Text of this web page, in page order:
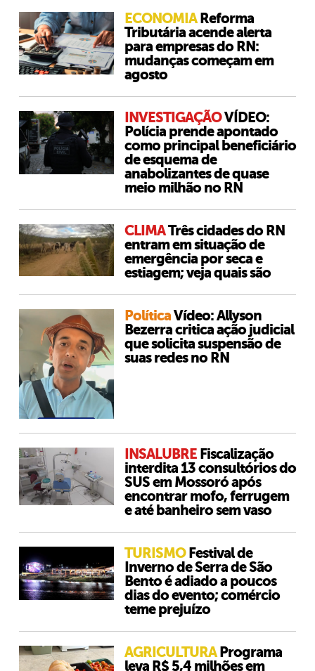
ECONOMIA Reforma
Tributária acende alerta
para empresas do RN:
mudanças começam em
agosto
INVESTIGAÇÃOVÍDEO:
Polícia prende apontado
como principal beneficiário
de esquema de
anabolizantes de quase
meio milhão no RN
CLIMATrês cidades do RN
entram em situação de
emergência por seca e
estiagem; veja quais são
PolíticaVídeo: Allyson
Bezerra critica ação judicial
que solicita suspensão de
suas redes no RN
INSALUBRE Fiscalização
interdita 13 consultórios do
SUS em Mossoró após
encontrar mofo, ferrugem
e até banheiro sem vaso
TURISMO Festival de
Inverno de Serra de São
Bento é adiado a poucos
dias do evento; comércio
teme prejuízo
AGRICULTURA Programa
leva R$ 5,4 milhões em